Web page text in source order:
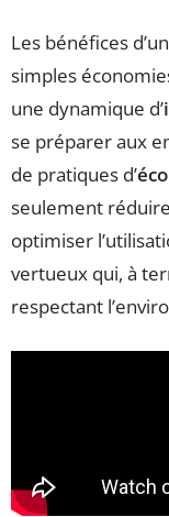
Les bénéfices
simples
une dynamique d’
se préparer aux
de pratiques d’
seulement
optimiser
vertueux qui, à
respectant